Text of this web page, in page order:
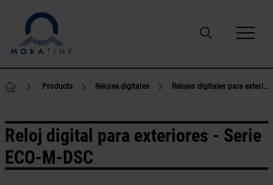
Products Relojes digitales Relojes digitales para exteriores
Reloj digital para exteriores - Serie
ECO-M-DSC